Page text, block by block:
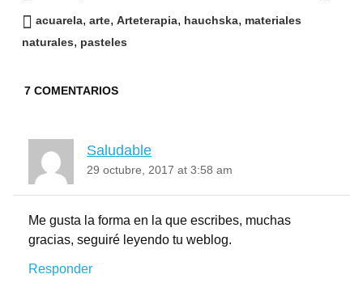
acuarela,arte,Arteterapia, hauchska, materiales
naturales, pasteles
7 COMENTARIOS
Saludable
29 octubre, 2017 at 3:58 am
Me gusta la forma en la que escribes, muchas
gracias, seguiré leyendo tu weblog.
Responder